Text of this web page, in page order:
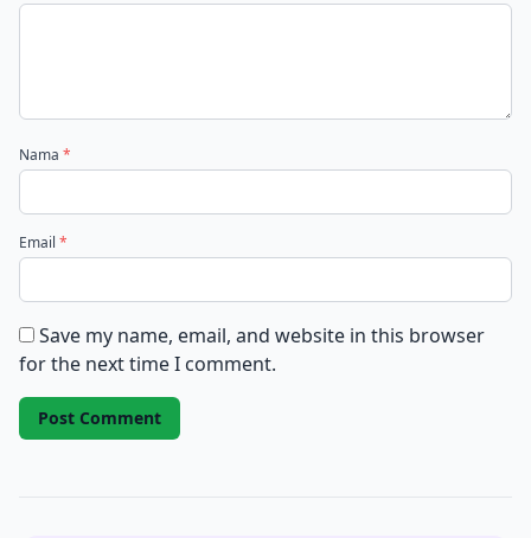
Nama *
Email *
Save my name, email, and website in this browser
for the next time I comment.